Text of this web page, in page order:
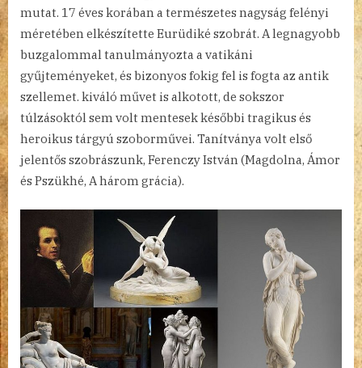
mutat. 17 éves korában a természetes nagyság felényi
méretében elkészítette Eurüdiké szobrát. A legnagyobb
buzgalommal tanulmányozta a vatikáni
gyűjteményeket, és bizonyos fokig fel is fogta az antik
szellemet. kiváló művet is alkotott, de sokszor
túlzásoktól sem volt mentesek későbbi tragikus és
heroikus tárgyú szoborművei. Tanítványa volt első
jelentős szobrászunk, Ferenczy István (Magdolna, Ámor
és Pszükhé, A három grácia).